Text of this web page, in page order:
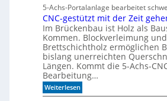
K
I
-
M
o
d
e
l
l
l
c
o
m
e
t
o
F
o
r
m
5-Achs-Portalanlage bearbeitet
CNC-gestützt mit der Zeit
Im Brückenbau ist Holz als
Kommen. Blockverleimung und
Brettschichtholz ermöglichen
bislang unerreichten
Längen. Kommt die 5-Achs-
Bearbeitung…
Weiterlesen:
C